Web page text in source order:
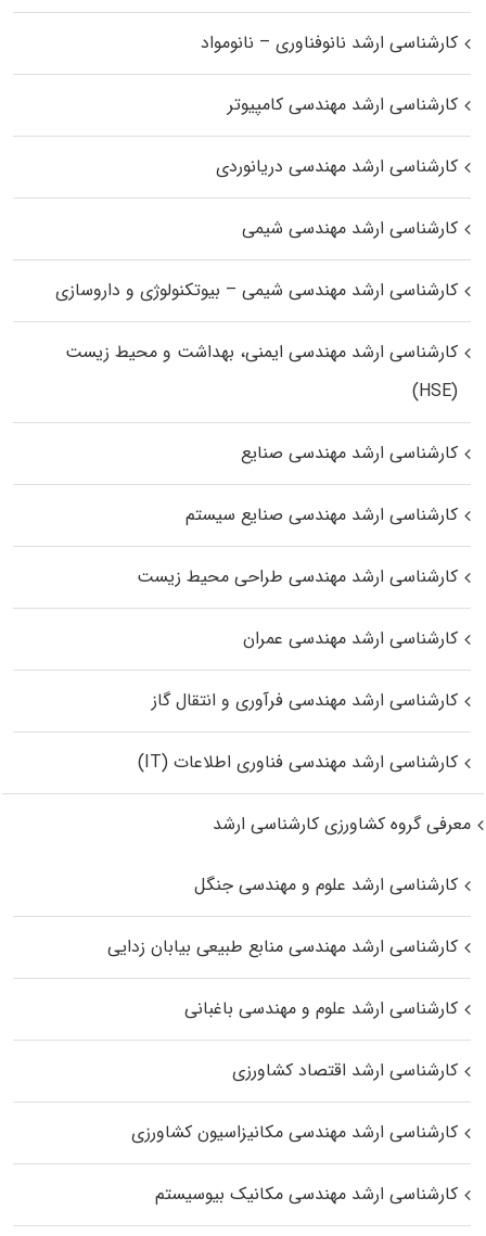
کارشناسی ارشد نانوفناوری – نانومواد
کارشناسی ارشد مهندسی کامپیوتر
کارشناسی ارشد مهندسی دریانوردی
کارشناسی ارشد مهندسی شیمی
کارشناسی ارشد مهندسی شیمی – بیوتکنولوژی و داروسازی
کارشناسی ارشد مهندسی ایمنی، بهداشت و محیط زیست
(HSE)
کارشناسی ارشد مهندسی صنایع
کارشناسی ارشد مهندسی صنایع سیستم
کارشناسی ارشد مهندسی طراحی محیط زیست
کارشناسی ارشد مهندسی عمران
کارشناسی ارشد مهندسی فرآوری و انتقال گاز
کارشناسی ارشد مهندسی فناوری اطلاعات (IT)
معرفی گروه کشاورزی کارشناسی ارشد
کارشناسی ارشد علوم و مهندسی جنگل
کارشناسی ارشد مهندسی منابع طبیعی بیابان زدایی
کارشناسی ارشد علوم و مهندسی باغبانی
کارشناسی ارشد اقتصاد کشاورزی
کارشناسی ارشد مهندسی مکانیزاسیون کشاورزی
کارشناسی ارشد مهندسی مکانیک بیوسیستم